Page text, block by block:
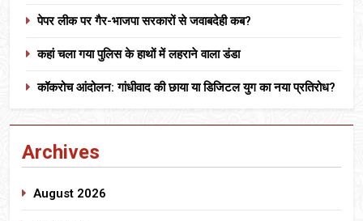
पेपर लीक पर गैर-भाजपा सरकारों से जवाबदेही कब?
कहां चला गया पुलिस के हाथों में लहराने वाला डंडा
कॉकरोच आंदोलन: गांधीवाद की छाया या डिजिटल युग का नया प्रतिरोध?
Archives
August 2026